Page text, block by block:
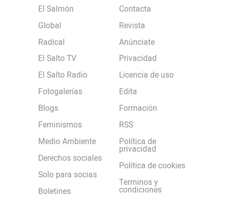
El Salmón
Global
Radical
El Salto TV
El Salto Radio
Fotogalerías
Blogs
Feminismos
Medio Ambiente
Derechos sociales
Solo para socias
Boletines
Contacta
Revista
Anúnciate
Privacidad
Licencia de uso
Edita
Formación
RSS
Política de
privacidad
Política de cookies
Terminos y
condiciones